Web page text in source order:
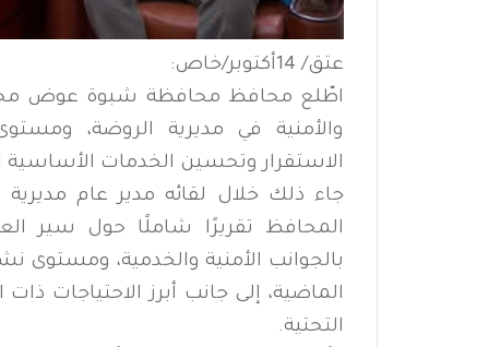
عتق/ 14أكتوبر/خاص:
اطّلع محافظ محافظة شبوة عوض محمد
والأمنية في مديرية الروضة،
الاستقرار وتحسين الخدمات الأساسية
جاء ذلك خلال لقائه مدير عام
المحافظ تقريرًا شاملًا حول سير
بالجوانب الأمنية والخدمية، ومستوى
الماضية، إلى جانب أبرز الاحتياجات
التحتية.